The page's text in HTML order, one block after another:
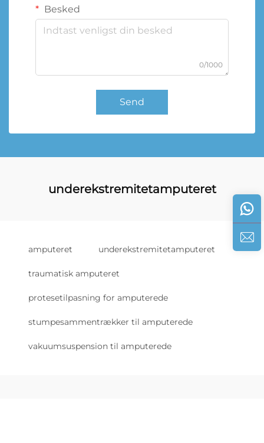
Besked
0/1000
Send
underekstremitetamputeret
amputeret underekstremitetamputeret
traumatisk amputeret
protesetilpasning for amputerede
stumpesammentrækker til amputerede
vakuumsuspension til amputerede